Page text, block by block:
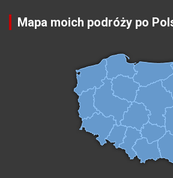
Mapa moich podróży po